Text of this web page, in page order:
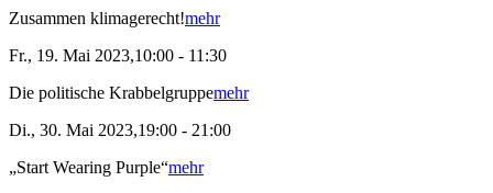
Zusammen klimagerecht!mehr
Fr., 19. Mai 2023,10:00 - 11:30
Die politische Krabbelgruppemehr
Di., 30. Mai 2023,19:00 - 21:00
„Start Wearing Purple“mehr